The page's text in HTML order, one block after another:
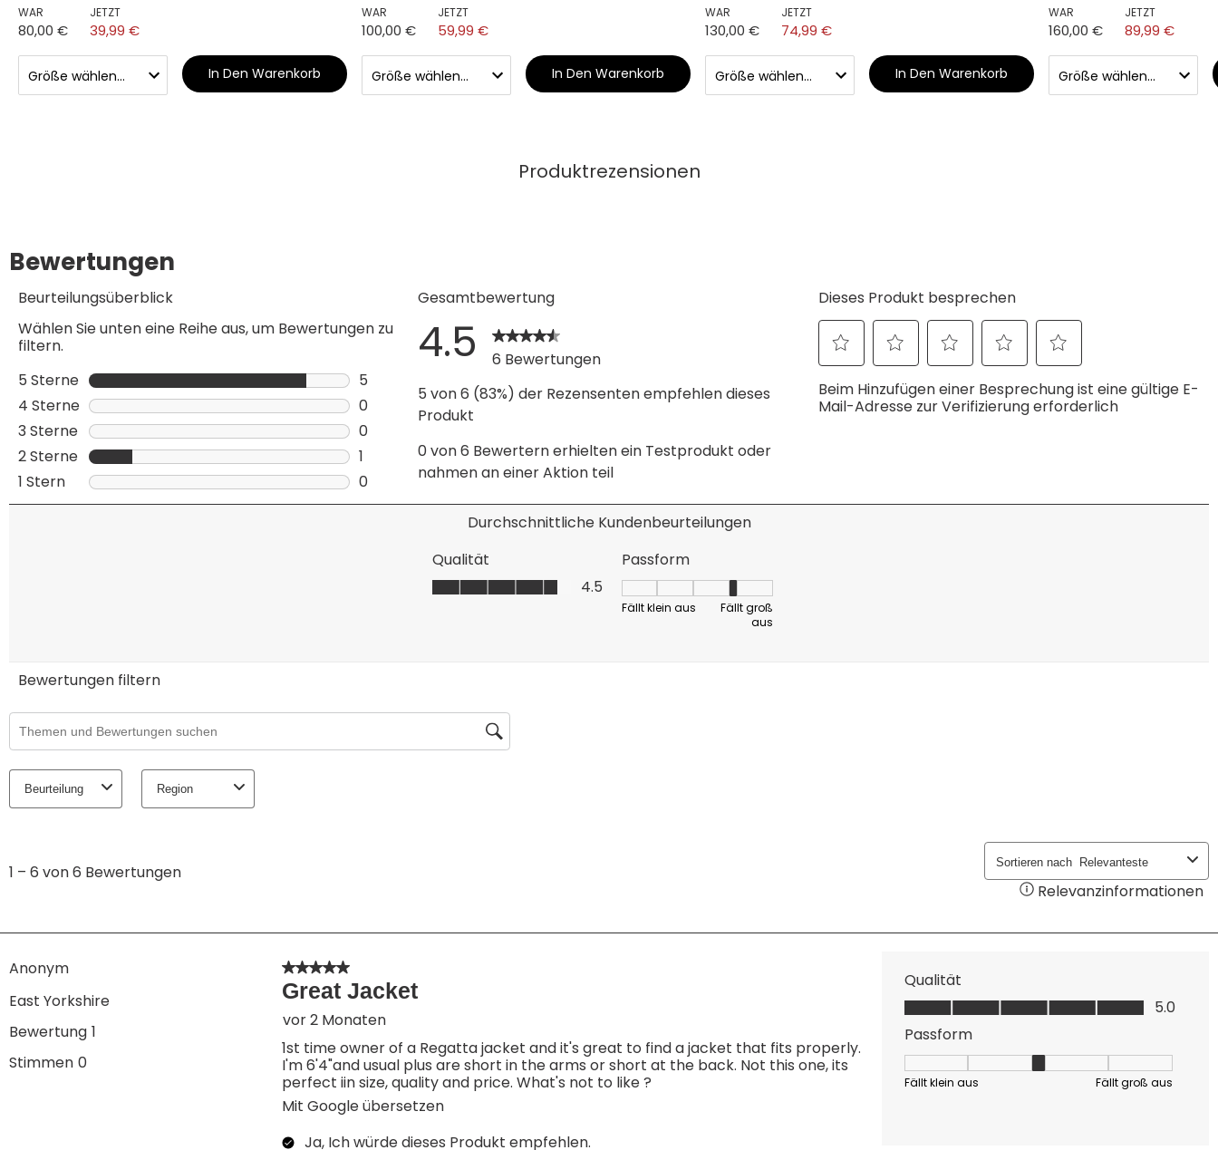
WAR
80,00 €
JETZT
39,99 €
In Den Warenkorb
WAR
100,00 €
JETZT
59,99 €
In Den Warenkorb
WAR
130,00 €
JETZT
74,99 €
In Den Warenkorb
WAR
160,00 €
JETZT
89,99 €
Produktrezensionen